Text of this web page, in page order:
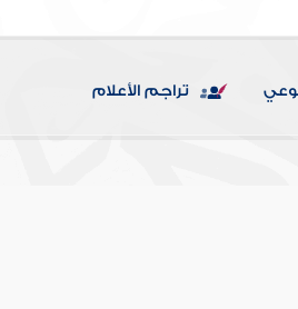
تراجم الأعلام